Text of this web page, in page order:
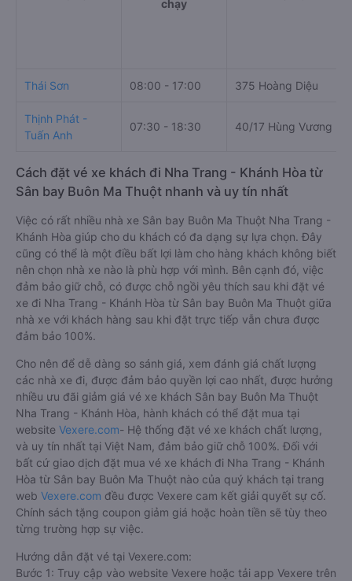
chạy
Thái Sơn 08:00 - 17:00 375 Hoàng Diệu
Thịnh Phát -
Tuấn Anh
07:30 - 18:30 40/17 Hùng Vương
Cách đặt vé xe khách đi Nha Trang - Khánh Hòa từ
Sân bay Buôn Ma Thuột nhanh và uy tín nhất
Việc có rất nhiều nhà xe Sân bay Buôn Ma Thuột Nha Trang -
Khánh Hòa giúp cho du khách có đa dạng sự lựa chọn. Đây
cũng có thể là một điều bất lợi làm cho hàng khách không biết
nên chọn nhà xe nào là phù hợp với mình. Bên cạnh đó, việc
đảm bảo giữ chỗ, có được chỗ ngồi yêu thích sau khi đặt vé
xe đi Nha Trang - Khánh Hòa từ Sân bay Buôn Ma Thuột giữa
nhà xe với khách hàng sau khi đặt trực tiếp vẫn chưa được
đảm bảo 100%.
Cho nên để dễ dàng so sánh giá, xem đánh giá chất lượng
các nhà xe đi, được đảm bảo quyền lợi cao nhất, được hưởng
nhiều ưu đãi giảm giá vé xe khách Sân bay Buôn Ma Thuột
Nha Trang - Khánh Hòa, hành khách có thể đặt mua tại
website Vexere.com- Hệ thống đặt vé xe khách chất lượng,
và uy tín nhất tại Việt Nam, đảm bảo giữ chỗ 100%. Đối với
bất cứ giao dịch đặt mua vé xe khách đi Nha Trang - Khánh
Hòa từ Sân bay Buôn Ma Thuột nào của quý khách tại trang
web Vexere.com đều được Vexere cam kết giải quyết sự cố.
Chính sách tặng coupon giảm giá hoặc hoàn tiền sẽ tùy theo
từng trường hợp sự việc.
Hướng dẫn đặt vé tại Vexere.com:
Bước 1: Truy cập vào website Vexere hoặc tải app Vexere trên